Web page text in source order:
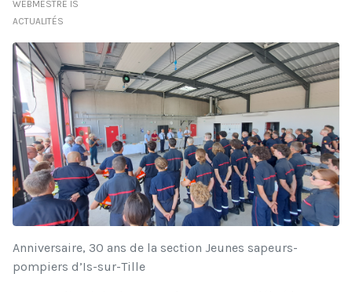
WEBMESTRE IS
ACTUALITÉS
Anniversaire, 30 ans de la section Jeunes sapeurs-
pompiers d’Is-sur-Tille